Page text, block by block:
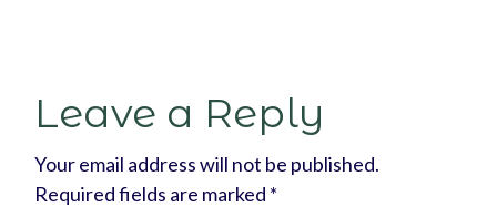
Leave a Reply
Your email address will not be published.
Required fields are marked *